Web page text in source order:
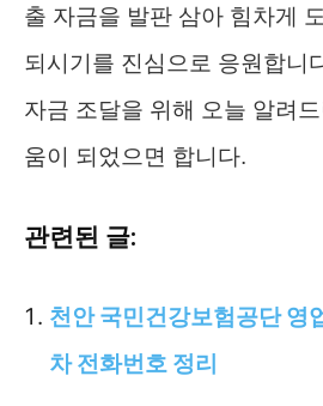
출 자금을 발판 삼아 힘차게
되시기를 진심으로 응원합니
자금 조달을 위해 오늘 알려
움이 되었으면 합니다.
관련된 글:
천안 국민건강보험공단 영
차 전화번호 정리